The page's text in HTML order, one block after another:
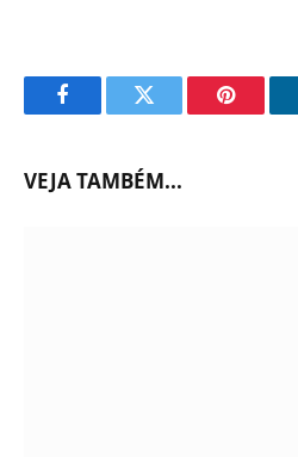
FacebookTwitter
VEJA TAMBÉM...